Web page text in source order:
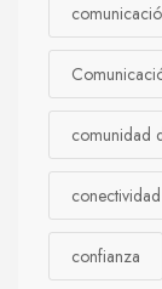
comunidad
conectividad
confianza